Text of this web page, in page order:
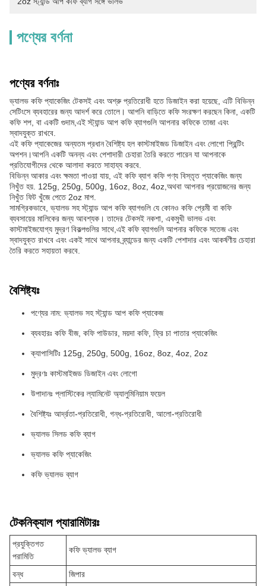
পণ্যের বর্ণনা
পণ্যের বর্ণনাঃ
ভ্যালভ কফি প্যাকেজিং টেকসই এবং অশ্রু প্রতিরোধী হতে ডিজাইন করা হয়েছে, এটি বিভিন্ন
সেটিংসে ব্যবহারের জন্য আদর্শ করে তোলে। আপনি বাড়িতে কফি সংরক্ষণ করছেন কিনা, একটি
কফি শপ, বা একটি গুদাম,এই স্ট্যান্ড আপ কফি ব্যাগগুলি আপনার কফিকে তাজা এবং
স্বাদযুক্ত রাখবে.
এই কফি প্যাকেজের অন্যতম প্রধান বৈশিষ্ট্য হল কাস্টমাইজড ডিজাইন এবং লোগো প্রিন্টিং
অপশন।আপনি একটি অনন্য এবং পেশাদারী চেহারা তৈরি করতে পারেন যা আপনাকে
প্রতিযোগীদের থেকে আলাদা করতে সাহায্য করবে.
বিভিন্ন আকার এবং ক্ষমতা পাওয়া যায়, এই কফি ব্যাগ কফি পণ্য বিস্তৃত প্যাকেজিং জন্য
নিখুঁত হয়. 125g, 250g, 500g, 16oz, 8oz, 4oz,অথবা আপনার প্রয়োজনের জন্য
নিখুঁত ফিট খুঁজে পেতে 2oz মাপ.
সামগ্রিকভাবে, ভ্যালভ সহ স্ট্যান্ড আপ কফি ব্যাগগুলি যে কোনও কফি প্রেমী বা কফি
ব্যবসায়ের মালিকের জন্য আবশ্যক। তাদের টেকসই নকশা, একমুখী ভালভ এবং
কাস্টমাইজযোগ্য মুদ্রণ বিকল্পগুলির সাথে,এই কফি ব্যাগগুলি আপনার কফিকে সতেজ এবং
স্বাদযুক্ত রাখবে এবং একই সাথে আপনার ব্র্যান্ডের জন্য একটি পেশাদার এবং আকর্ষণীয় চেহারা
তৈরি করতে সহায়তা করবে.
বৈশিষ্ট্যঃ
পণ্যের নাম: ভ্যালভ সহ স্ট্যান্ড আপ কফি প্যাকেজ
ব্যবহারঃ কফি বীজ, কফি পাউডার, ময়দা কফি, ফ্রি চা পাতার প্যাকেজিং
ক্যাপাসিটিঃ 125g, 250g, 500g, 16oz, 8oz, 4oz, 2oz
মুদ্রণঃ কাস্টমাইজড ডিজাইন এবং লোগো
উপাদানঃ প্লাস্টিকের ল্যামিনেট অ্যালুমিনিয়াম ফয়েল
বৈশিষ্ট্যঃ আর্দ্রতা-প্রতিরোধী, গন্ধ-প্রতিরোধী, আলো-প্রতিরোধী
ভ্যালভ সিলড কফি ব্যাগ
ভ্যালভ কফি প্যাকেজিং
কফি ভ্যালভ ব্যাগ
টেকনিক্যাল প্যারামিটারঃ
প্রযুক্তিগত
পরামিতি
কফি ভ্যালভ ব্যাগ
বন্ধ জিপার